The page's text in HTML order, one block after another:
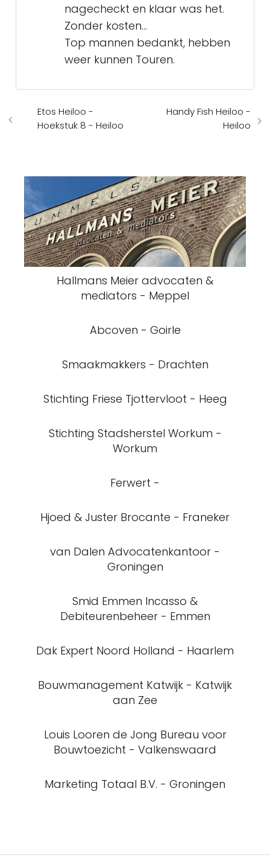
nagecheckt en klaar was het.
Zonder kosten…
Top mannen bedankt, hebben
weer kunnen Touren.
Etos Heiloo -
Hoekstuk 8 - Heiloo
Handy Fish Heiloo -
Heiloo
Hallmans Meier advocaten &
mediators - Meppel
Abcoven - Goirle
Smaakmakkers - Drachten
Stichting Friese Tjottervloot - Heeg
Stichting Stadsherstel Workum -
Workum
Ferwert -
Hjoed & Juster Brocante - Franeker
van Dalen Advocatenkantoor -
Groningen
Smid Emmen Incasso &
Debiteurenbeheer - Emmen
Dak Expert Noord Holland - Haarlem
Bouwmanagement Katwijk - Katwijk
aan Zee
Louis Looren de Jong Bureau voor
Bouwtoezicht - Valkenswaard
Marketing Totaal B.V. - Groningen